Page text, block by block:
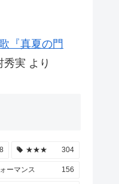
『真夏の門
秀実 より
★★★ 304
ーマンス 156